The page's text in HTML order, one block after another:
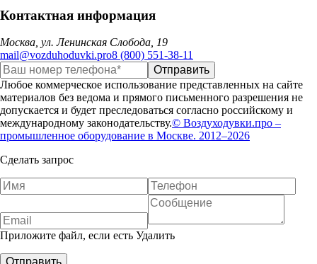
Контактная информация
Москва, ул. Ленинская Слобода, 19
mail@vozduhoduvki.pro8 (800) 551-38-11
Любое коммерческое использование представленных на сайте
материалов без ведома и прямого письменного разрешения не
допускается и будет преследоваться согласно российскому и
международному законодательству.© Воздуходувки.про –
промышленное оборудование в Москве. 2012–2026
Сделать запрос
Приложите файл, если есть Удалить